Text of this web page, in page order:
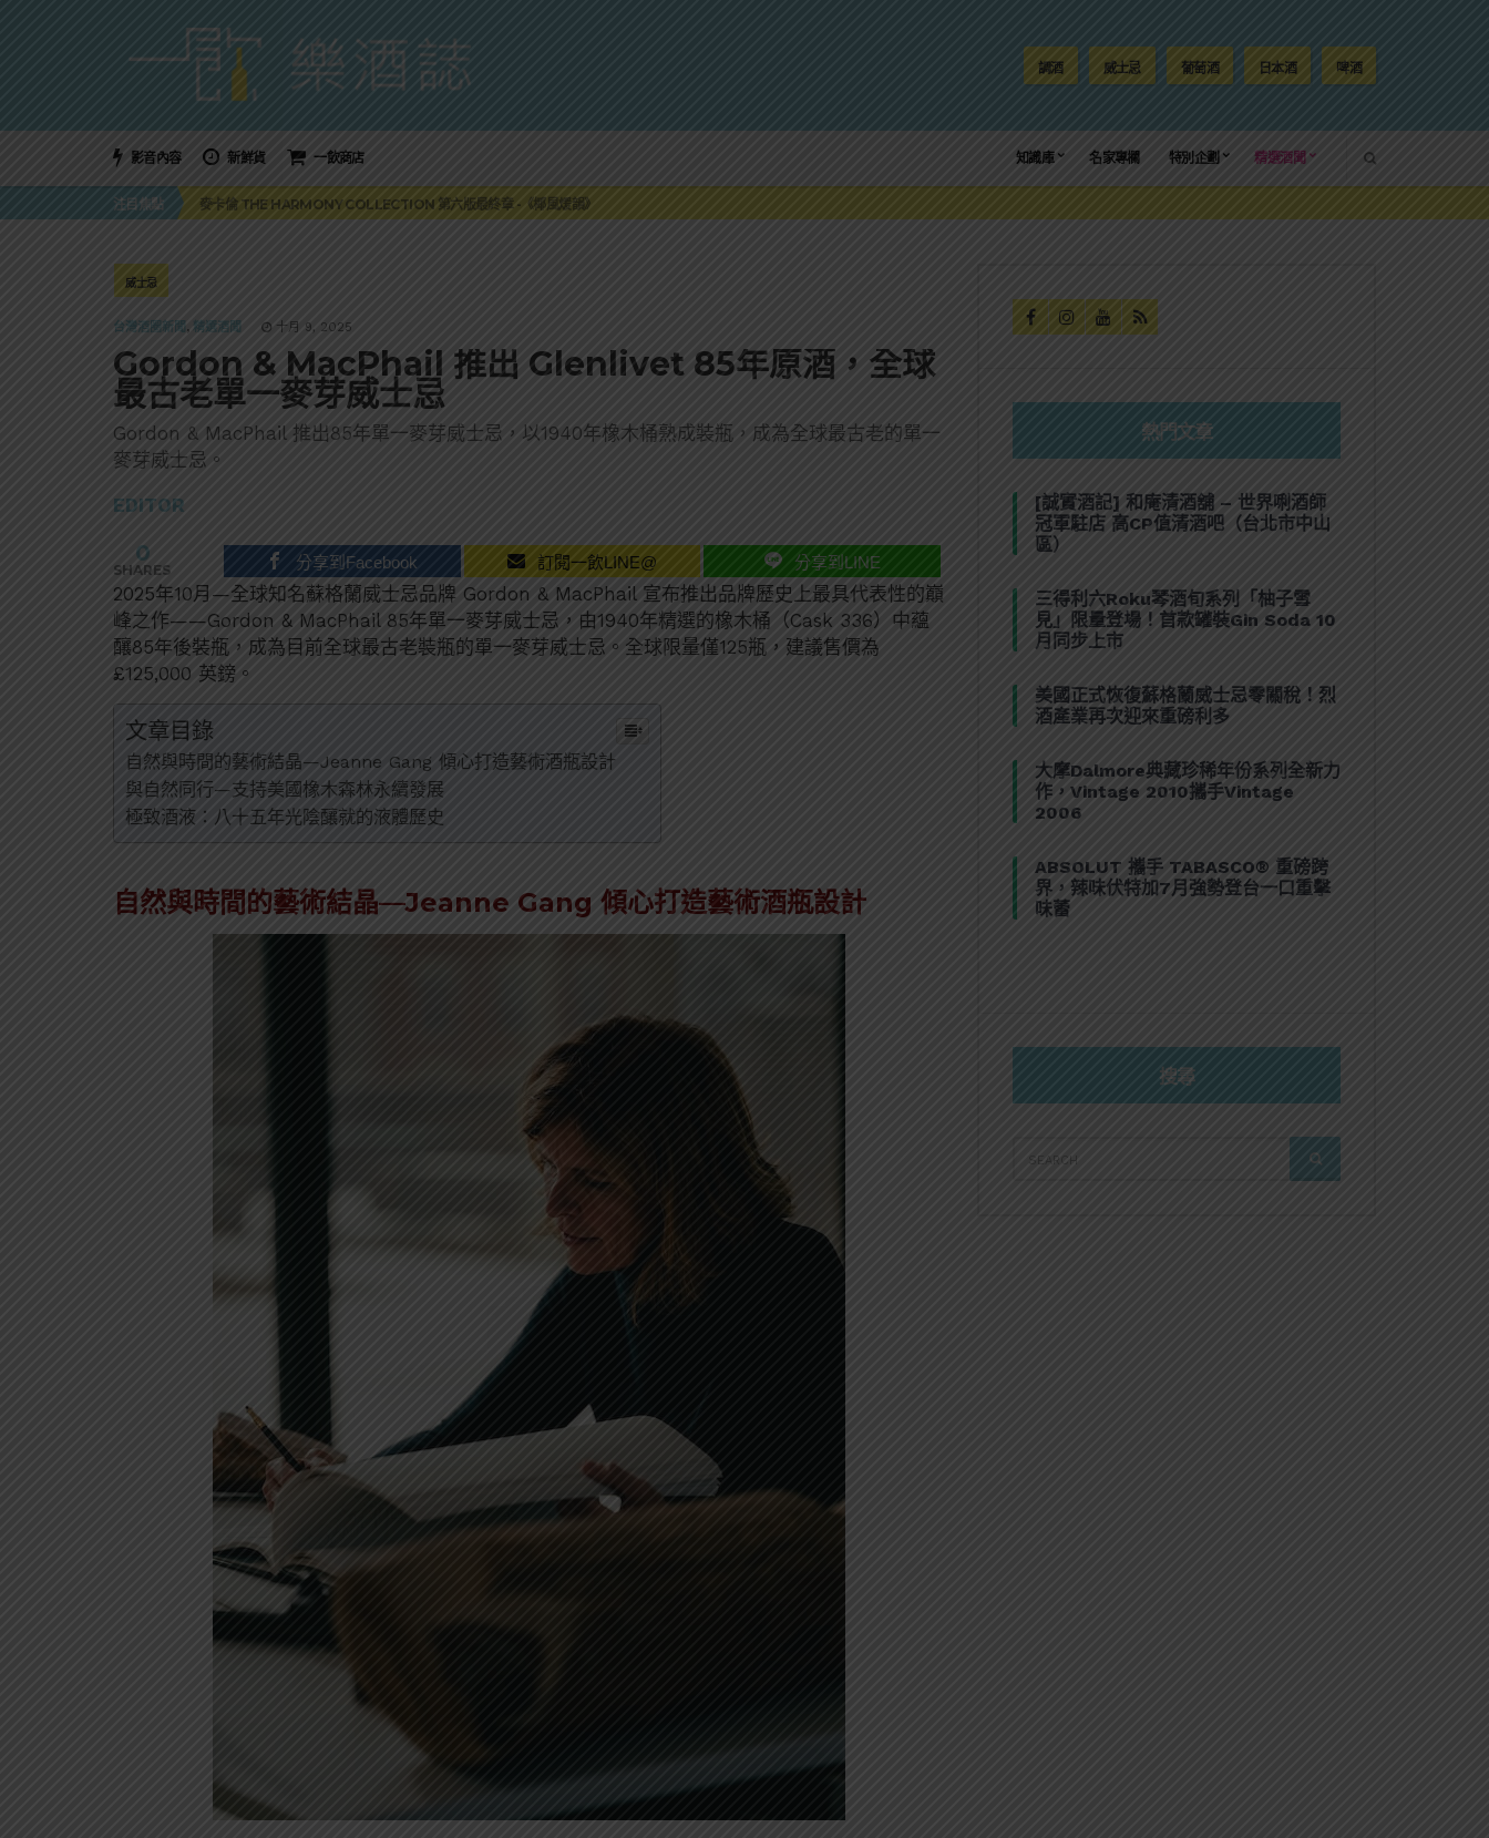
調酒 威士忌 葡萄酒 日本酒 啤酒
影音內容 新鮮貨 一飲商店 知識庫 名家專欄 特別企劃 精選酒聞
注目焦點
美國正式恢復蘇格蘭威士忌零關稅！烈酒產業再次迎來重磅利多
麥卡倫 THE HARMONY COLLECTION 第六版最終章 -《椰風煖韻》
角嗨尬炸物X爽快這一步，角瓶攜手頂呱呱 全新套餐限時登場
威士忌
台灣酒圈新聞 , 精選酒聞 十月 9, 2025
Gordon & MacPhail 推出 Glenlivet 85年原酒，全球
最古老單一麥芽威士忌
Gordon & MacPhail 推出85年單一麥芽威士忌，以1940年橡木桶熟成裝瓶，成為全球最古老的單一
麥芽威士忌。
EDITOR
0
SHARES 分享到Facebook 訂閱一飲LINE@ 分享到LINE
2025年10月—全球知名蘇格蘭威士忌品牌 Gordon & MacPhail 宣布推出品牌歷史上最具代表性的巔
峰之作——Gordon & MacPhail 85年單一麥芽威士忌，由1940年精選的橡木桶（Cask 336）中蘊
釀85年後裝瓶，成為目前全球最古老裝瓶的單一麥芽威士忌。全球限量僅125瓶，建議售價為
£125,000 英鎊。
文章目錄
自然與時間的藝術結晶—Jeanne Gang 傾心打造藝術酒瓶設計
與自然同行—支持美國橡木森林永續發展
極致酒液：八十五年光陰釀就的液體歷史
自然與時間的藝術結晶—Jeanne Gang 傾心打造藝術酒瓶設計
熱門文章
[誠實酒記] 和庵清酒舖 – 世界唎酒師
冠軍駐店 高CP值清酒吧（台北市中山
區）
三得利六Roku琴酒旬系列「柚子雪
見」限量登場！首款罐裝Gin Soda 10
月同步上市
美國正式恢復蘇格蘭威士忌零關稅！烈
酒產業再次迎來重磅利多
大摩Dalmore典藏珍稀年份系列全新力
作，Vintage 2010攜手Vintage
2006
ABSOLUT 攜手 TABASCO® 重磅跨
界，辣味伏特加7月強勢登台一口重擊
味蕾
搜尋
FOR:
SEARCH